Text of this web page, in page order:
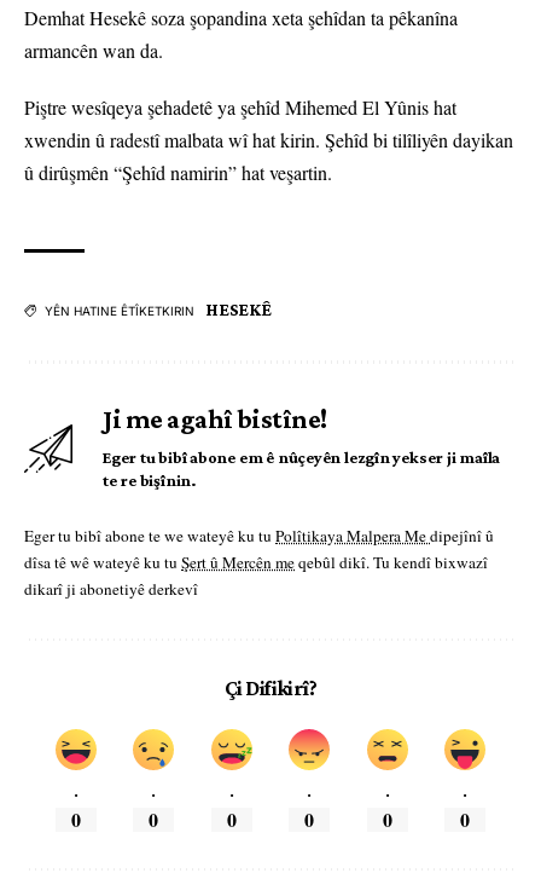
Demhat Hesekê soza şopandina xeta şehîdan ta pêkanîna
armancên wan da.
Piştre wesîqeya şehadetê ya şehîd Mihemed El Yûnis hat
xwendin û radestî malbata wî hat kirin. Şehîd bi tilîliyên dayikan
û dirûşmên “Şehîd namirin” hat veşartin.
YÊN HATINE ÊTÎKETKIRIN HESEKÊ
Ji me agahî bistîne!
Eger tu bibî abone em ê nûçeyên lezgîn yekser ji maîla
te re bişînin.
Eger tu bibî abone te we wateyê ku tu Polîtikaya Malpera Medipejînî û
dîsa tê wê wateyê ku tu Şert û Mercên meqebûl dikî. Tu kendî bixwazî
dikarî ji abonetiyê derkevî
Çi Difikirî?
.
0
.
0
.
0
.
0
.
0
.
0